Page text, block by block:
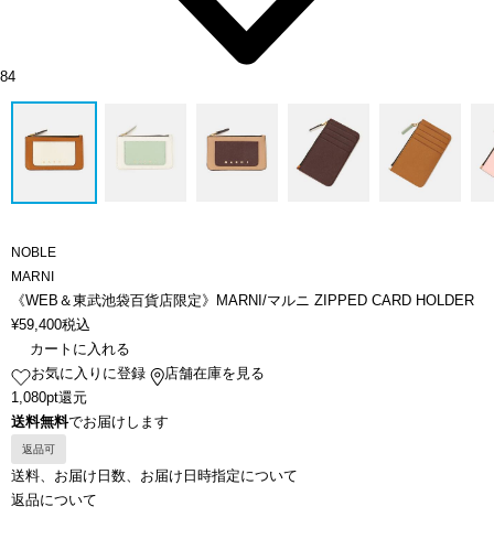
84
NOBLE
MARNI
《WEB＆東武池袋百貨店限定》MARNI/マルニ ZIPPED CARD HOLDER
¥59,400税込
カートに入れる
お気に入りに登録
店舗在庫を見る
1,080pt還元
送料無料でお届けします
返品可
送料、お届け日数、お届け日時指定について
返品について